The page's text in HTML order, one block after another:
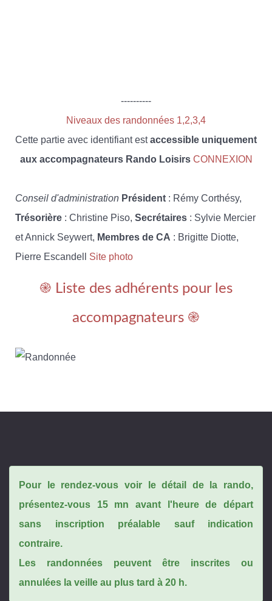
----------
Niveaux des randonnées 1,2,3,4
Cette partie avec identifiant estaccessible uniquement
aux accompagnateurs Rando Loisirs CONNEXION
Conseil d'administration Président : Rémy Corthésy,
Trésorière : Christine Piso, Secrétaires : Sylvie Mercier
et Annick Seywert, Membres de CA : Brigitte Diotte,
Pierre Escandell Site photo
֎ Liste des adhérents pour les
accompagnateurs ֎
Pour le rendez-vous voir le détail de la rando,
présentez-vous 15 mn avant l'heure de départ
sans inscription préalable sauf indication
contraire.
Les randonnées peuvent être inscrites ou
annulées la veille au plus tard à 20 h.